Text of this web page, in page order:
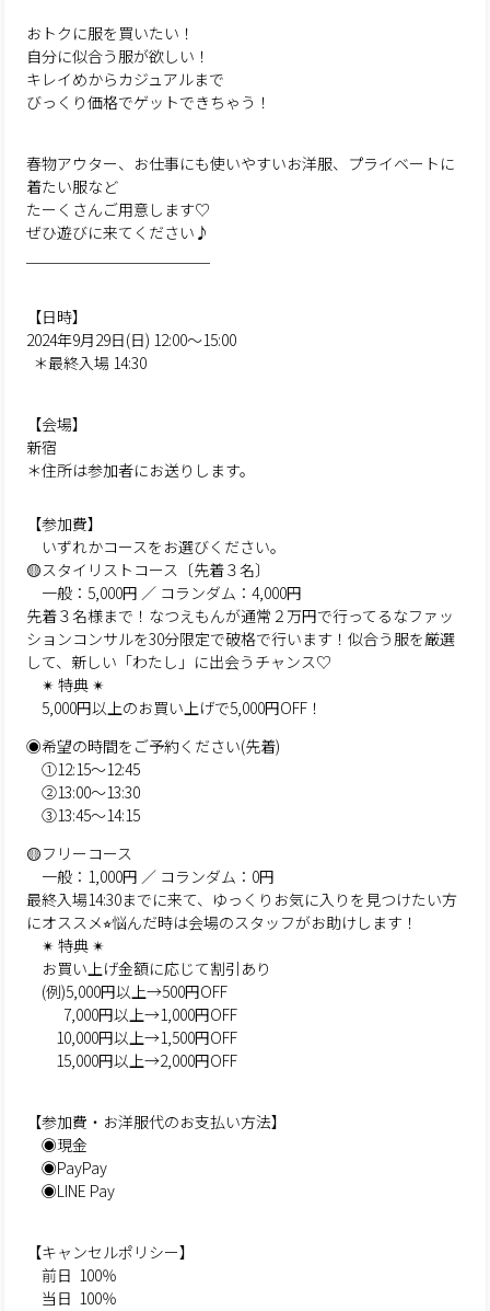
おトクに服を買いたい！
自分に似合う服が欲しい！
キレイめからカジュアルまで
びっくり価格でゲットできちゃう！
春物アウター、お仕事にも使いやすいお洋服、プライベートに
着たい服など
たーくさんご用意します♡
ぜひ遊びに来てください♪
【日時】
2024年9月29日(日) 12:00〜15:00
＊最終入場 14:30
【会場】
新宿
＊住所は参加者にお送りします。
【参加費】
いずれかコースをお選びください。
🟡スタイリストコース〔先着３名〕
一般：5,000円 ／ コランダム：4,000円
先着３名様まで！なつえもんが通常２万円で行ってるなファッ
ションコンサルを30分限定で破格で行います！似合う服を厳選
して、新しい「わたし」に出会うチャンス♡
✴︎ 特典 ✴︎
5,000円以上のお買い上げで5,000円OFF！
◉希望の時間をご予約ください(先着)
①12:15〜12:45
②13:00〜13:30
③13:45〜14:15
🟡フリーコース
一般：1,000円 ／ コランダム：0円
最終入場14:30までに来て、ゆっくりお気に入りを見つけたい方
にオススメ⭐︎悩んだ時は会場のスタッフがお助けします！
✴︎ 特典 ✴︎
お買い上げ金額に応じて割引あり
(例)5,000円以上→500円OFF
7,000円以上→1,000円OFF
10,000円以上→1,500円OFF
15,000円以上→2,000円OFF
【参加費・お洋服代のお支払い方法】
◉現金
◉PayPay
◉LINE Pay
【キャンセルポリシー】
前日 100％
当日 100％